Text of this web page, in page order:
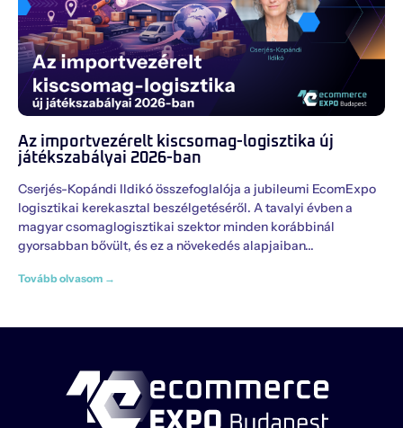
Az importvezérelt kiscsomag-logisztika új
játékszabályai 2026-ban
Cserjés-Kopándi Ildikó összefoglalója a jubileumi EcomExpo
logisztikai kerekasztal beszélgetéséről. A tavalyi évben a
magyar csomaglogisztikai szektor minden korábbinál
gyorsabban bővült, és ez a növekedés alapjaiban
Tovább olvasom →